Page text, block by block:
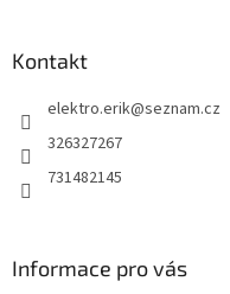
Kontakt
elektro.erik@seznam.cz
326327267
731482145
Informace pro vás